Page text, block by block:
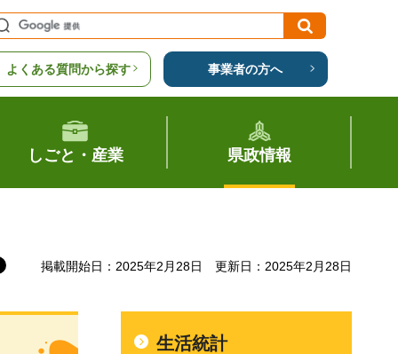
よくある質問から探す 事業者の方へ
しごと・産業 県政情報
掲載開始日：2025年2月28日 更新日：2025年2月28日
生活統計